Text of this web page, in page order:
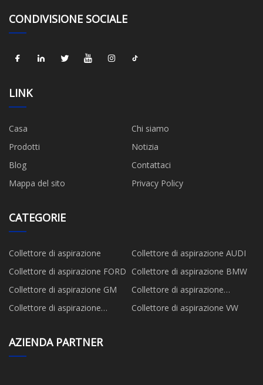
CONDIVISIONE SOCIALE
LINK
Casa
Chi siamo
Prodotti
Notizia
Blog
Contattaci
Mappa del sito
Privacy Policy
CATEGORIE
Collettore di aspirazione
Collettore di aspirazione AUDI
Collettore di aspirazione FORD Collettore di aspirazione BMW
Collettore di aspirazione GM
Collettore di aspirazione
MAZDA
Collettore di aspirazione
Collettore di aspirazione VW
AZIENDA PARTNER